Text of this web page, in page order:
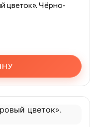
цветок». Чёрно-